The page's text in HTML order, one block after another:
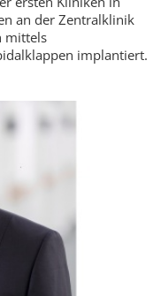
an der Zentralklinik
mittels
implantiert.